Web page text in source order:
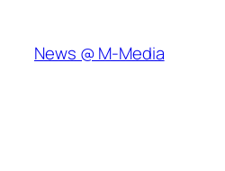
content
News @ M-Media